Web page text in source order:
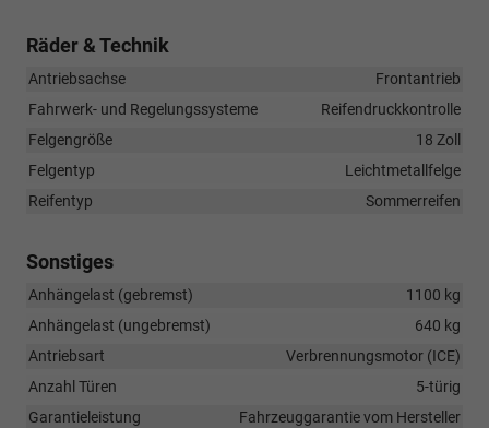
Räder & Technik
Antriebsachse
Frontantrieb
Fahrwerk- und Regelungssysteme
Reifendruckkontrolle
Felgengröße
18 Zoll
Felgentyp
Leichtmetallfelge
Reifentyp
Sommerreifen
Sonstiges
Anhängelast (gebremst)
1100 kg
Anhängelast (ungebremst)
640 kg
Antriebsart
Verbrennungsmotor (ICE)
Anzahl Türen
5-türig
Garantieleistung
Fahrzeuggarantie vom Hersteller